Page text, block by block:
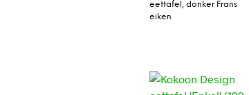
eettafel, donker Frans
eiken